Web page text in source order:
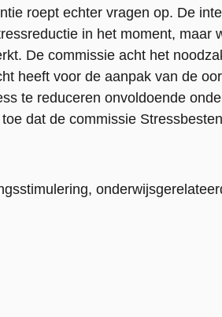
roept echter vragen op. De
in het moment, maar
De commissie acht het
heeft voor de aanpak van de
te reduceren onvoldoende
dat de commissie